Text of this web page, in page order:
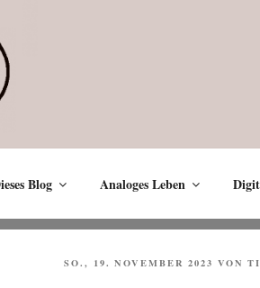
Blog Analoges Leben
VERÖFFENTLICHT
SO., 19. NOVEMBER 2023 VON